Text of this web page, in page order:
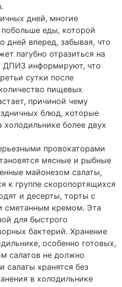
дней, многие
еды, которой
дней вперед, забывая, что
пагубно отразиться на
ДПИЗ информируют, что
сутки после
пищевых
причиной чему
блюд, которые
более двух
провокаторами
мясные и рыбные
майонезом салаты,
к группе скоропортящихся
и десерты, торты с
сметанным кремом. Эта
для быстрого
бактерий. Хранение
особенно готовых,
салатов не должно
салаты хранятся без
в холодильнике